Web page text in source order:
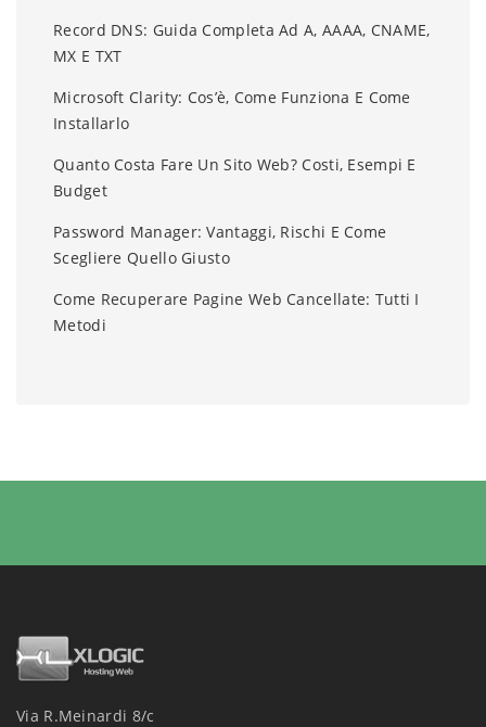
Record DNS: Guida Completa Ad A, AAAA, CNAME,
MX E TXT
Microsoft Clarity: Cos’è, Come Funziona E Come
Installarlo
Quanto Costa Fare Un Sito Web? Costi, Esempi E
Budget
Password Manager: Vantaggi, Rischi E Come
Scegliere Quello Giusto
Come Recuperare Pagine Web Cancellate: Tutti I
Metodi
Via R.Meinardi 8/c